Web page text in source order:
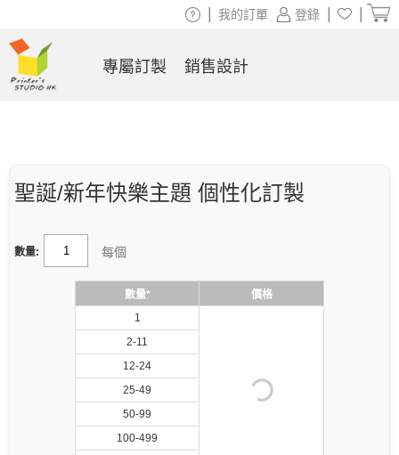
聖誕/新年快樂主題 個性化訂製
數量: 每個
數量*
價格
1
2-11
12-24
25-49
50-99
100-499
登錄
我的訂單
專屬訂製 銷售設計